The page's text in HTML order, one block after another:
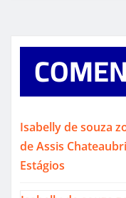
Isabelly de souza
de Assis
Estágios